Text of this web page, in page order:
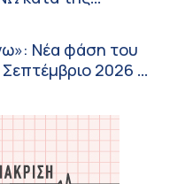
Τι
και τα
Οι κίνδυνοι για
επίκεντρο των
Νέα φάση του
2026 –
έως το